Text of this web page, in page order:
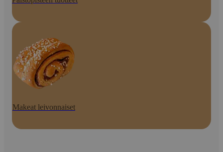
Makeat leivonnaiset